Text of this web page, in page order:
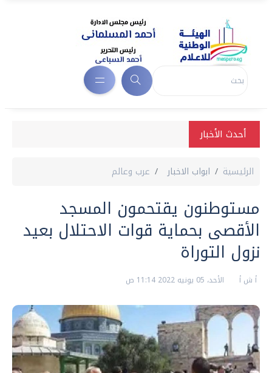
أحدث الأخبار
الرئيسية ابواب الاخبار عرب وعالم
مستوطنون يقتحمون المسجد
الأقصى بحماية قوات الاحتلال بعيد
نزول التوراة
أ ش أ الأحد، 05 يونيه 2022 11:14 ص